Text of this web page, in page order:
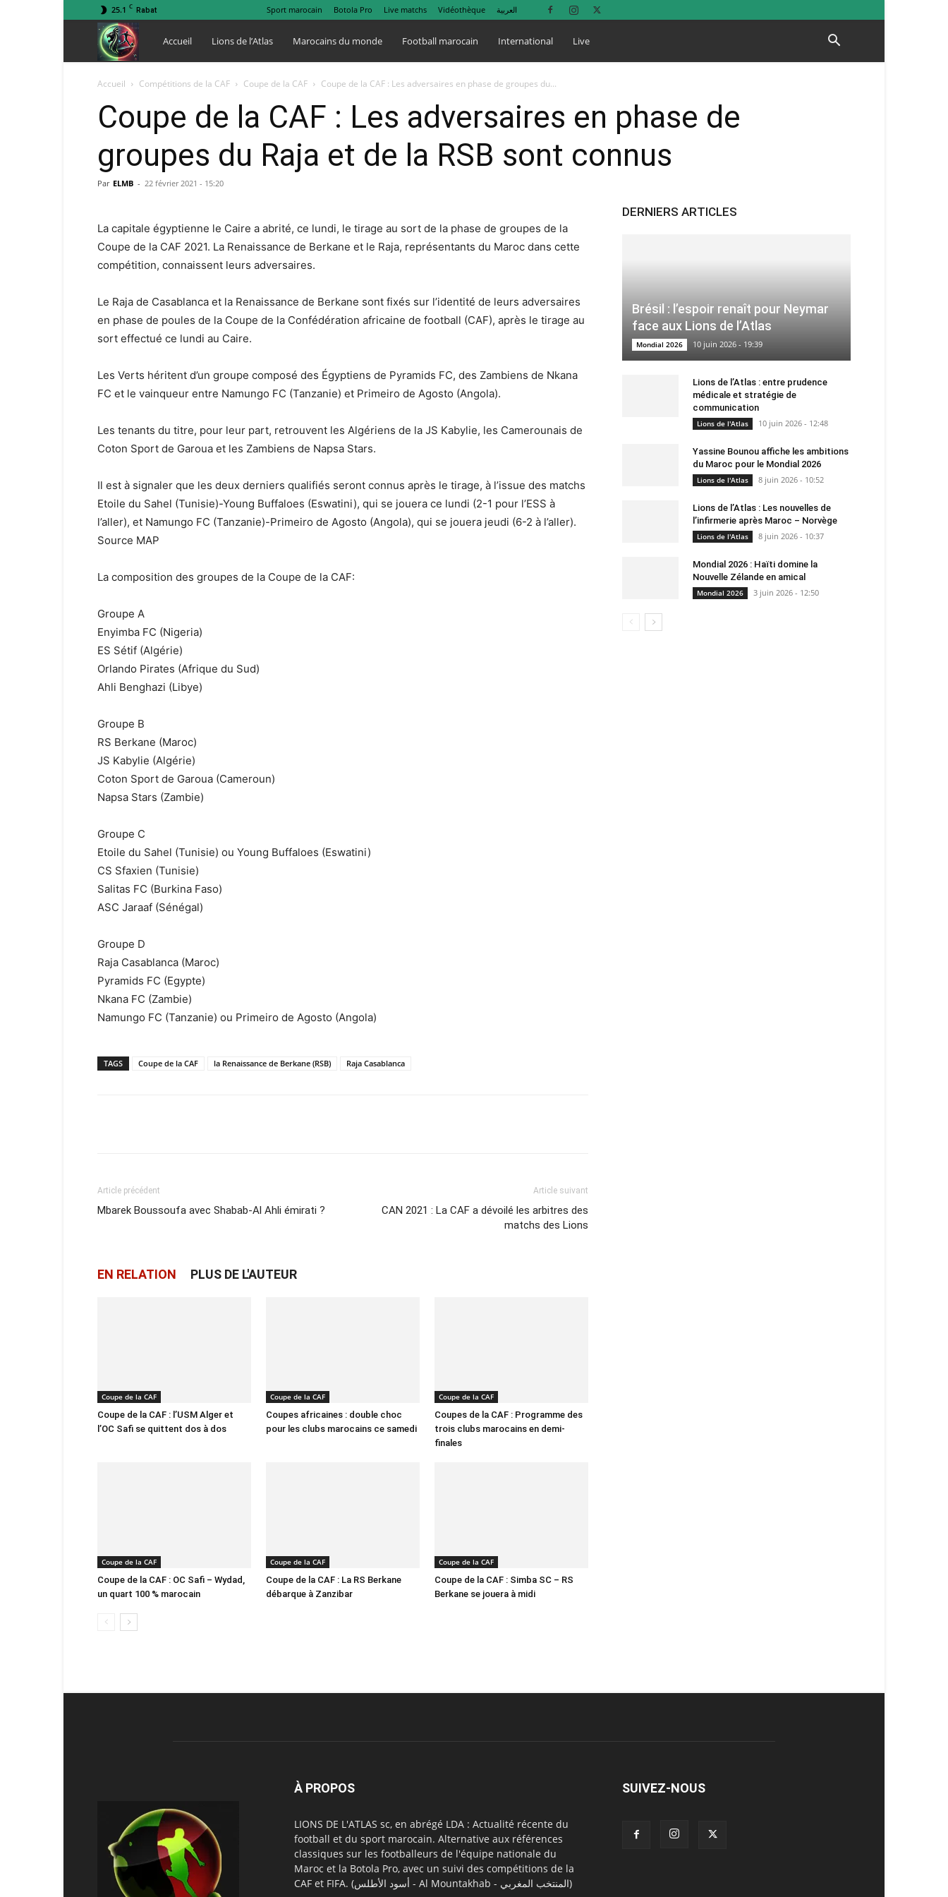
25.1 C Rabat Sport marocain Botola Pro Live matchs Vidéothèque العربية
Lions
de
Atlas
Accueil Lions de l’Atlas Marocains du monde Football marocain International Live
Accueil Compétitions de la CAF Coupe de la CAF Coupe de la CAF : Les adversaires en phase de groupes du...
Coupe de la CAF : Les adversaires en phase de
groupes du Raja et de la RSB sont connus
Par ELMB - 22 février 2021 - 15:20
La capitale égyptienne le Caire a abrité, ce lundi, le tirage au sort de la phase de groupes de la
Coupe de la CAF 2021. La Renaissance de Berkane et le Raja, représentants du Maroc dans cette
compétition, connaissent leurs adversaires.
Le Raja de Casablanca et la Renaissance de Berkane sont fixés sur l’identité de leurs adversaires
en phase de poules de la Coupe de la Confédération africaine de football (CAF), après le tirage au
sort effectué ce lundi au Caire.
Les Verts héritent d’un groupe composé des Égyptiens de Pyramids FC, des Zambiens de Nkana
FC et le vainqueur entre Namungo FC (Tanzanie) et Primeiro de Agosto (Angola).
Les tenants du titre, pour leur part, retrouvent les Algériens de la JS Kabylie, les Camerounais de
Coton Sport de Garoua et les Zambiens de Napsa Stars.
Il est à signaler que les deux derniers qualifiés seront connus après le tirage, à l’issue des matchs
Etoile du Sahel (Tunisie)-Young Buffaloes (Eswatini), qui se jouera ce lundi (2-1 pour l’ESS à
l’aller), et Namungo FC (Tanzanie)-Primeiro de Agosto (Angola), qui se jouera jeudi (6-2 à l’aller).
Source MAP
La composition des groupes de la Coupe de la CAF:
Groupe A
Enyimba FC (Nigeria)
ES Sétif (Algérie)
Orlando Pirates (Afrique du Sud)
Ahli Benghazi (Libye)
Groupe B
RS Berkane (Maroc)
JS Kabylie (Algérie)
Coton Sport de Garoua (Cameroun)
Napsa Stars (Zambie)
Groupe C
Etoile du Sahel (Tunisie) ou Young Buffaloes (Eswatini)
CS Sfaxien (Tunisie)
Salitas FC (Burkina Faso)
ASC Jaraaf (Sénégal)
Groupe D
Raja Casablanca (Maroc)
Pyramids FC (Egypte)
Nkana FC (Zambie)
Namungo FC (Tanzanie) ou Primeiro de Agosto (Angola)
TAGS Coupe de la CAF la Renaissance de Berkane (RSB) Raja Casablanca
Article précédent
Mbarek Boussoufa avec Shabab-Al Ahli émirati ?
Article suivant
CAN 2021 : La CAF a dévoilé les arbitres des
matchs des Lions
EN RELATION PLUS DE L'AUTEUR
Coupe de la CAF
Coupe de la CAF : l’USM Alger et
l’OC Safi se quittent dos à dos
Coupe de la CAF
Coupes africaines : double choc
pour les clubs marocains ce samedi
Coupe de la CAF
Coupes de la CAF : Programme des
trois clubs marocains en demi-
finales
Coupe de la CAF
Coupe de la CAF : OC Safi – Wydad,
un quart 100 % marocain
Coupe de la CAF
Coupe de la CAF : La RS Berkane
débarque à Zanzibar
Coupe de la CAF
Coupe de la CAF : Simba SC – RS
Berkane se jouera à midi
DERNIERS ARTICLES
Brésil : l’espoir renaît pour Neymar
face aux Lions de l’Atlas
Mondial 2026 10 juin 2026 - 19:39
Lions de l’Atlas : entre prudence
médicale et stratégie de
communication
Lions de l'Atlas 10 juin 2026 - 12:48
Yassine Bounou affiche les ambitions
du Maroc pour le Mondial 2026
Lions de l'Atlas 8 juin 2026 - 10:52
Lions de l’Atlas : Les nouvelles de
l’infirmerie après Maroc – Norvège
Lions de l'Atlas 8 juin 2026 - 10:37
Mondial 2026 : Haïti domine la
Nouvelle Zélande en amical
Mondial 2026 3 juin 2026 - 12:50
À PROPOS
LIONS DE L'ATLAS sc, en abrégé LDA : Actualité récente du
football et du sport marocain. Alternative aux références
classiques sur les footballeurs de l'équipe nationale du
Maroc et la Botola Pro, avec un suivi des compétitions de la
CAF et FIFA. (أسود الأطلس - Al Mountakhab - المنتخب المغربي)
SUIVEZ-NOUS